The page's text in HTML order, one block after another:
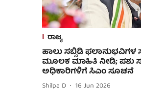
ರಾಜ್ಯ
ಹಾಲು ಸಬ್ಸಿಡಿ ಫಲಾನುಭವಿಗಳ
ಮೂಲಕ ಮಾಹಿತಿ ನೀಡಿ; ಪಶು
ಅಧಿಕಾರಿಗಳಿಗೆ ಸಿಎಂ ಸೂಚನೆ
Shilpa D 16 Jun 2026